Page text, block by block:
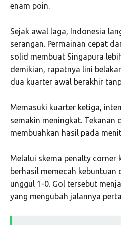
enam poin.
Sejak awal laga, Indonesia
serangan. Permainan cepat
solid membuat Singapura
demikian, rapatnya lini
dua kuarter awal berakhir
Memasuki kuarter ketiga,
semakin meningkat. Tekanan
membuahkan hasil pada
Melalui skema penalty corner
berhasil memecah kebuntuan
unggul 1-0. Gol tersebut
yang mengubah jalannya